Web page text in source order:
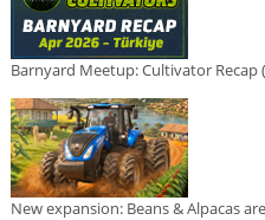
Barnyard Meetup: Cultivator Recap
New expansion: Beans & Alpacas